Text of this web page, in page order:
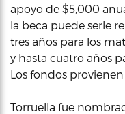
apoyo de $5,000
la beca puede serle
tres años para los
y hasta cuatro años
Los fondos
Torruella fue